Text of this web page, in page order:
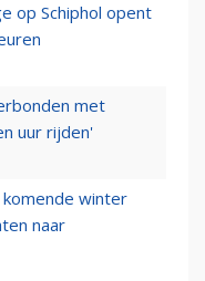
op Schiphol opent
met
uur rijden'
komende winter
naar